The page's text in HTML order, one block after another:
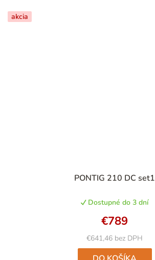
akcia
PONTIG 210 DC set1
Dostupné do 3 dní
€641,46 bez DPH
€789